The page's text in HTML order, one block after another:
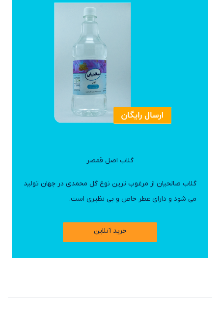
گلاب اصل قمصر
گلاب صالحیان از مرغوب ترین نوع گل محمدی در جهان تولید
می شود و دارای عطر خاص و بی نظیری است.
خرید آنلاین